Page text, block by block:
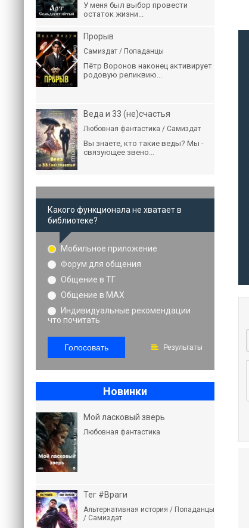
У меня был выбор провести
остаток жизни...
Прорыв
Самиздат / Попаданцы
Пётр Воронов наконец активирует
родовую реликвию...
Веда и 33 (не)счастья
Любовная фантастика / Самиздат
Вы знаете, кто такие веды? Мы -
связующее звено...
Какого функционала не хватает в
библиотеке?
Мобильное приложение
Форум для общения
Общение в ТГ
Общение в MAX
Индивидуальные рекомендации
что почитать
Голосовать Результаты
Новинки
Мой ласковый зверь
Любовная фантастика
Тег #Враги
Альтернативная история / Попаданцы
/ Самиздат